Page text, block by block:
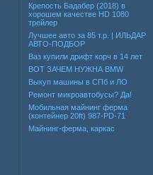
Крепость Бадабер (2018) в
хорошем качестве HD 1080
трейлер
Лучшее авто за 85 т.р. | ИЛЬДАР
АВТО-ПОДБОР
Ваз купили дрифт корч в 14 лет
ВОТ ЗАЧЕМ НУЖНА BMW
Выкуп машины в СПб и ЛО
Ремонт микроавтобусы? Да!
Мобильная майнинг ферма
(контейнер 20ft) 987-PD-71
Майнинг-ферма, каркас